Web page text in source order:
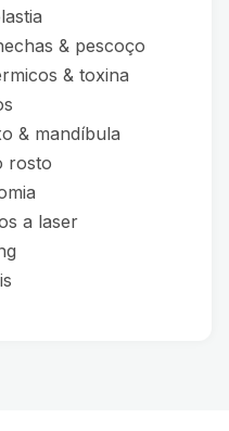
& pescoço
& toxina
& mandíbula
rosto
a laser